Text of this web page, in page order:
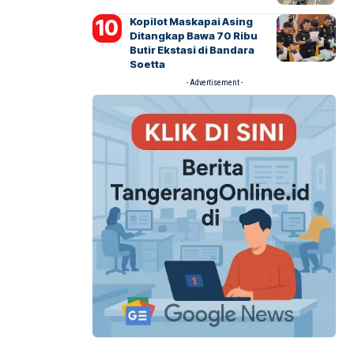
Kopilot Maskapai Asing
Ditangkap Bawa 70 Ribu
Butir Ekstasi di Bandara
Soetta
- Advertisement -